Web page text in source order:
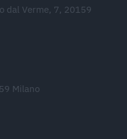
dal Verme, 7, 20159
Milano